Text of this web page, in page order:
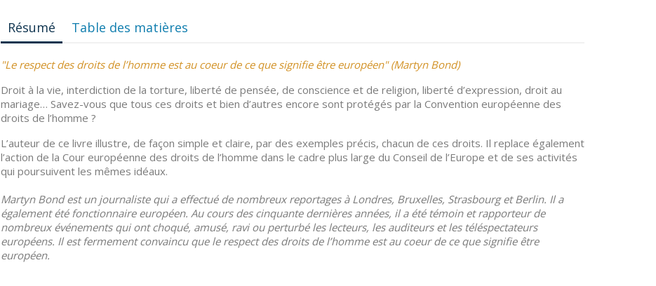
Résumé Table des matières
"Le respect des droits de l’homme est au coeur de ce que signifie être européen" (Martyn Bond)
Droit à la vie, interdiction de la torture, liberté de pensée, de conscience et de religion, liberté d’expression, droit au
mariage… Savez-vous que tous ces droits et bien d’autres encore sont protégés par la Convention européenne des
droits de l’homme ?
L’auteur de ce livre illustre, de façon simple et claire, par des exemples précis, chacun de ces droits. Il replace également
l’action de la Cour européenne des droits de l’homme dans le cadre plus large du Conseil de l’Europe et de ses activités
qui poursuivent les mêmes idéaux.
Martyn Bond est un journaliste qui a effectué de nombreux reportages à Londres, Bruxelles, Strasbourg et Berlin. Il a
également été fonctionnaire européen. Au cours des cinquante dernières années, il a été témoin et rapporteur de
nombreux événements qui ont choqué, amusé, ravi ou perturbé les lecteurs, les auditeurs et les téléspectateurs
européens. Il est fermement convaincu que le respect des droits de l’homme est au coeur de ce que signifie être
européen.